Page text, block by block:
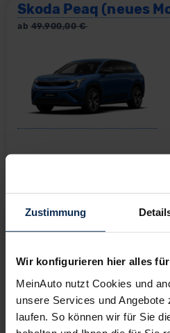
Zustimmung
Wir konfigurieren hier alles
MeinAuto nutzt Cookies und
unsere Services und
laufen. So können wir für Sie
Skoda Peaq (neues
ab 49.900,00€
Skoda Superb Combi
ab42.100,00€